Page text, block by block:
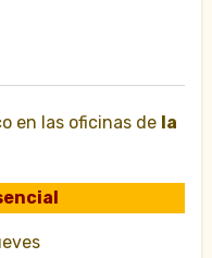
en las oficinas de la